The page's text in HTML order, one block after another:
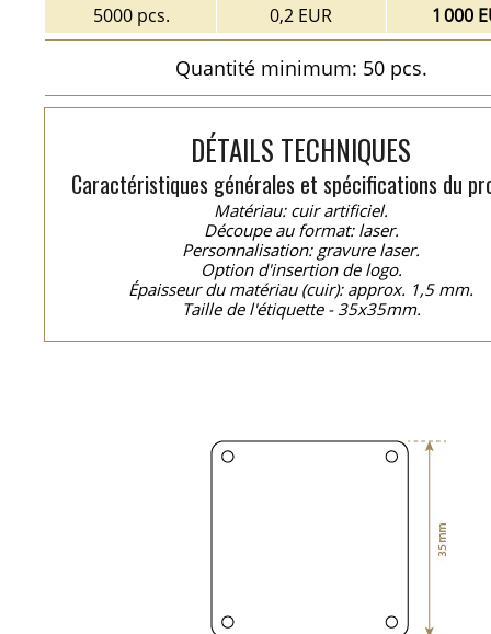
5000 pcs.
0,2 EUR 1 000
Quantité minimum: 50 pcs.
DÉTAILS TECHNIQUES
Caractéristiques générales et spécifications du
Matériau: cuir artificiel.
Découpe au format: laser.
Personnalisation: gravure laser.
Option d'insertion de logo.
Épaisseur du matériau (cuir): approx. 1,5 mm.
Taille de l'étiquette - 35x35mm.